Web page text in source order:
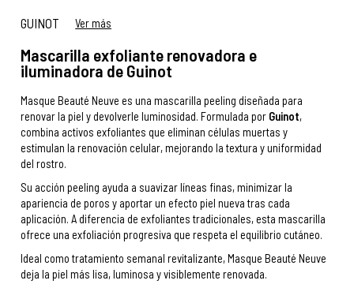
GUINOT Ver más
Mascarilla exfoliante renovadora e
iluminadora de Guinot
Masque Beauté Neuve es una mascarilla peeling diseñada para
renovar la piel y devolverle luminosidad. Formulada por Guinot,
combina activos exfoliantes que eliminan células muertas y
estimulan la renovación celular, mejorando la textura y uniformidad
del rostro.
Su acción peeling ayuda a suavizar líneas finas, minimizar la
apariencia de poros y aportar un efecto piel nueva tras cada
aplicación. A diferencia de exfoliantes tradicionales, esta mascarilla
ofrece una exfoliación progresiva que respeta el equilibrio cutáneo.
Ideal como tratamiento semanal revitalizante, Masque Beauté Neuve
deja la piel más lisa, luminosa y visiblemente renovada.